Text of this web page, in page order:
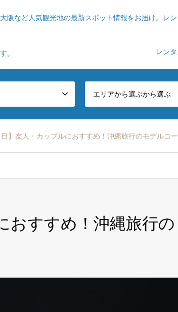
阪など人気観光地の最新スポット情報をお届け。レ
。 レン
エリアから選ぶから選ぶ
日】友人・カップルにおすすめ！沖縄旅行のモデルコ
おすすめ！沖縄旅行の